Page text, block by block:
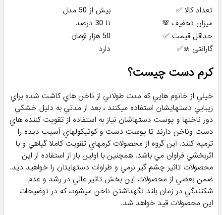
تعداد کالا ✅
بیش از 50 مدل
میزان تخفیف 💯
تا 30 درصد
حداقل قیمت ✅
50 هزار تومان
گارانتی 🚸✅
دارد
کرم دست چیست؟
خيلي از خانوم هايي كه مدت طولاني از ناخن هاي كاشت شده براي
زيبايي دستهايشان استفاده ميكنند ، بعد از مدتي به دليل خشكي
دور ناخنها و پوست دستهاشان نياز به استفاده از تقويت كننده هاي
دست وناخن دارند تا پوست دست و كوتيكولهاي آسيب ديده را
ترميم كنند. اين گروه از محصولات كرمهاي تقويت كاملا گياهي و با
اثربخشي فراوان مي باشد. همچنين با اولين بار از استفاده از اين
محصولات تاثير چشم گير نرمي و طراوات دستهايتان را خواهيد ديد.
ضمن بعضي از محصولات اين بخش تاثير عالي در رشد و عدم
شكنندگي در زمان بلند نگهداشتن ناخن ميشود، كه در توضيحات
اين محصولات قيد خواهد شد.